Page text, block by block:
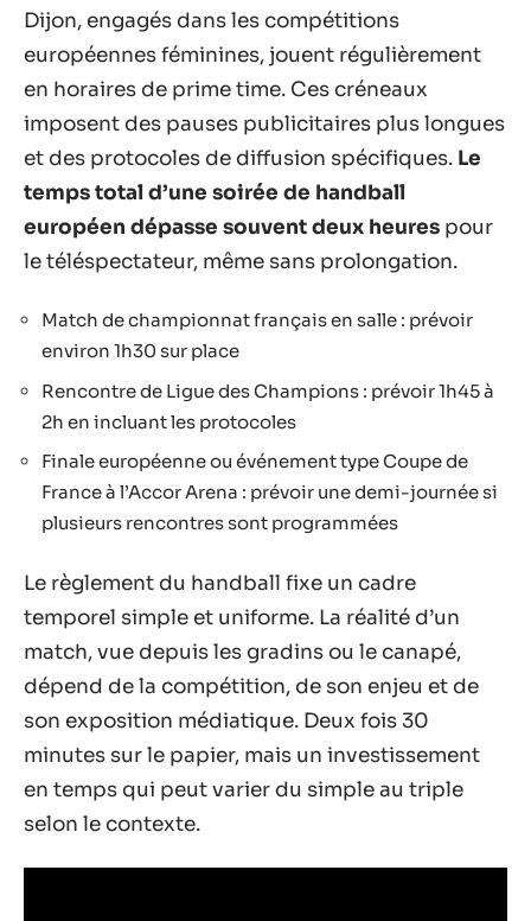
Dijon, engagés dans les compétitions
européennes féminines, jouent régulièrement
en horaires de prime time. Ces créneaux
imposent des pauses publicitaires plus longues
et des protocoles de diffusion spécifiques. Le
temps total d’une soirée de handball
européen dépasse souvent deux heures pour
le téléspectateur, même sans prolongation.
Match de championnat français en salle : prévoir
environ 1h30 sur place
Rencontre de Ligue des Champions : prévoir 1h45 à
2h en incluant les protocoles
Finale européenne ou événement type Coupe de
France à l’Accor Arena : prévoir une demi-journée si
plusieurs rencontres sont programmées
Le règlement du handball fixe un cadre
temporel simple et uniforme. La réalité d’un
match, vue depuis les gradins ou le canapé,
dépend de la compétition, de son enjeu et de
son exposition médiatique. Deux fois 30
minutes sur le papier, mais un investissement
en temps qui peut varier du simple au triple
selon le contexte.